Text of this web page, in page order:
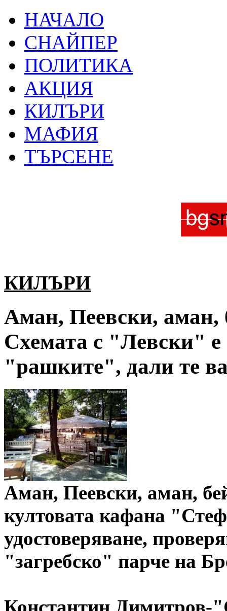
НАЧАЛО
СНАЙПЕР
ПОЛИТИКА
АКЦИЯ
КИЛЪРИ
МАФИЯ
ТЪРСЕНЕ
КИЛЪРИ
Аман, Пеевски, аман,
Схемата с "Левски"
"рашките", дали те
Аман, Пеевски, аман,
култовата кафана
удостоверяване,
"загребско" парче на
Константин Димитров-